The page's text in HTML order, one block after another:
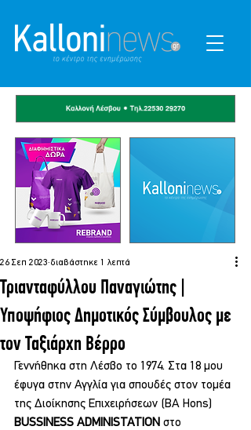
Τριανταφύλλου Παναγιώτης |
Υποψήφιος Δημοτικός Σύμβουλος με
τον Ταξιάρχη Βέρρο
26 Σεπ 2023 διαβάστηκε 1 λεπτά
Γεννήθηκα στη Λέσβο το 1974. Στα 18 μου
έφυγα στην Αγγλία για σπουδές στον τομέα
της Διοίκησης Επιχειρήσεων (BA Hons)
ΒUSSINESS ADMINISTATION στο